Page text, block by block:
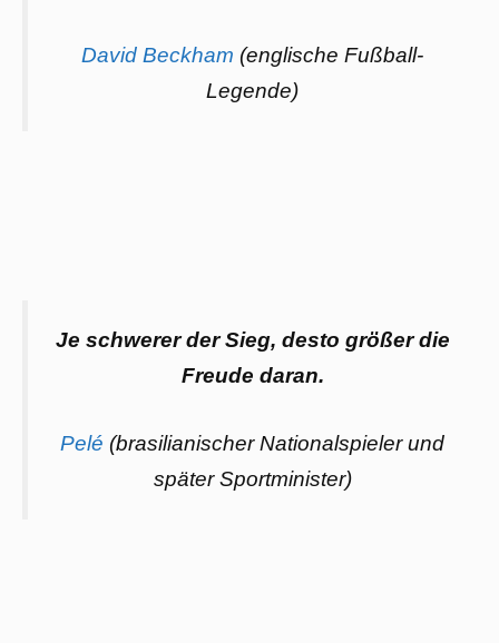
David Beckham (englische Fußball-
Legende)
Je schwerer der Sieg, desto größer die
Freude daran.
Pelé (brasilianischer Nationalspieler und
später Sportminister)